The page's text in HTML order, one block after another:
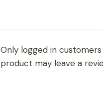
Only logged in
product may leave a